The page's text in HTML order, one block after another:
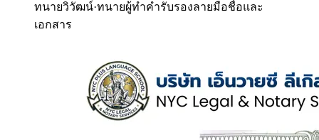
ทนายวิวัฒน์·ทนายผู้ทำคำรับรองลายมือชื่อและ
เอกสาร